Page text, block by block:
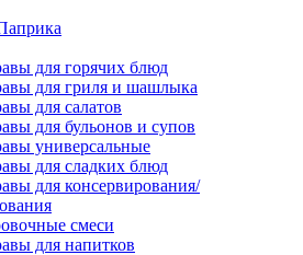
для горячих блюд
для гриля и шашлыка
для салатов
для бульонов и супов
универсальные
для сладких блюд
для консервирования/
смеси
для напитков